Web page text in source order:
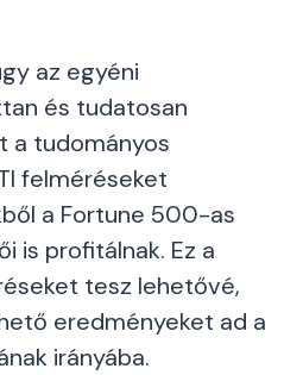
az egyéni
és tudatosan
a tudományos
felméréseket
a Fortune 500-as
is profitálnak. Ez a
tesz lehetővé,
eredményeket ad a
irányába.